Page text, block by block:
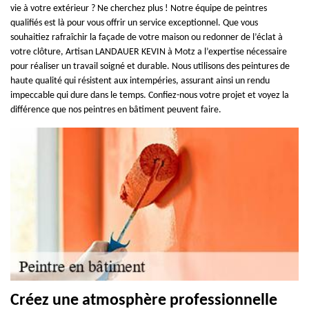
vie à votre extérieur ? Ne cherchez plus ! Notre équipe de peintres
qualifiés est là pour vous offrir un service exceptionnel. Que vous
souhaitiez rafraîchir la façade de votre maison ou redonner de l’éclat à
votre clôture, Artisan LANDAUER KEVIN à Motz a l’expertise nécessaire
pour réaliser un travail soigné et durable. Nous utilisons des peintures de
haute qualité qui résistent aux intempéries, assurant ainsi un rendu
impeccable qui dure dans le temps. Confiez-nous votre projet et voyez la
différence que nos peintres en bâtiment peuvent faire.
Créez une atmosphère professionnelle